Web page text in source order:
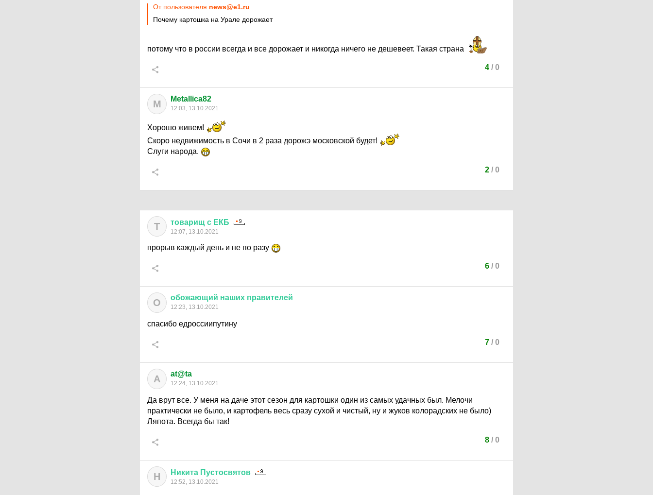
От пользователя news@e1.ru
Почему картошка на Урале дорожает
потому что в россии всегда и все дорожает и никогда ничего не дешевеет. Такая страна
4/ 0
M Metallica82
12:03, 13.10.2021
Хорошо живем!
Скоро недвижимость в Сочи в 2 раза дорожэ московской будет!
Слуги народа.
2/ 0
Т товарищ с ЕКБ
12:07, 13.10.2021
прорыв каждый день и не по разу
6/ 0
О обожающий наших правителей
12:23, 13.10.2021
спасибо едроссиипутину
7/ 0
A at@ta
12:24, 13.10.2021
Да врут все. У меня на даче этот сезон для картошки один из самых удачных был. Мелочи
практически не было, и картофель весь сразу сухой и чистый, ну и жуков колорадских не было)
Ляпота. Всегда бы так!
8/ 0
Н Никита Пустосвятов
12:52, 13.10.2021